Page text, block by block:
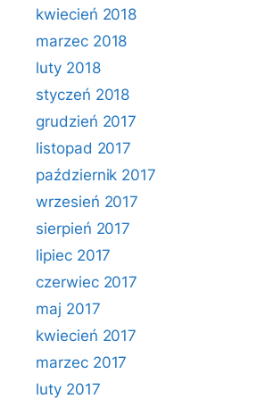
kwiecień 2018
marzec 2018
luty 2018
styczeń 2018
grudzień 2017
listopad 2017
październik 2017
wrzesień 2017
sierpień 2017
lipiec 2017
czerwiec 2017
maj 2017
kwiecień 2017
marzec 2017
luty 2017